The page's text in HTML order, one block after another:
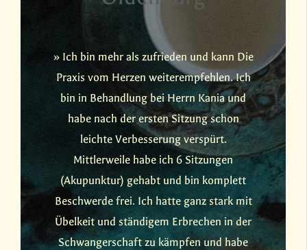
» Ich bin mehr als zufrieden und kann Die
Praxis vom Herzen weiterempfehlen. Ich
bin in Behandlung bei Herrn Kania und
habe nach der ersten Sitzung schon
leichte Verbesserung verspürt.
Mittlerweile habe ich 6 Sitzungen
(Akupunktur) gehabt und bin komplett
Beschwerde frei. Ich hatte ganz stark mit
Übelkeit und ständigem Erbrechen in der
Schwangerschaft zu kämpfen und habe